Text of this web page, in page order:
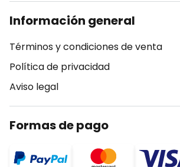
Información general
Términos y condiciones de venta
Política de privacidad
Aviso legal
Formas de pago